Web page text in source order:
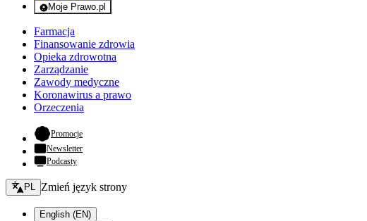
Moje Prawo.pl
- rejestracja i logowanie do serwisu
Farmacja
Finansowanie zdrowia
Opieka zdrowotna
Zarządzanie
Zawody medyczne
Koronawirus a prawo
Orzeczenia
Promocje- otwiera się w nowej karcie
Newsletter
Podcasty
Zmień język - bieżący:
PL Zmień język strony
English (EN)